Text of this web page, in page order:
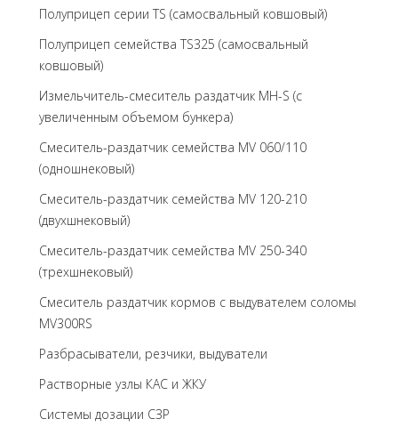
Полуприцеп серии TS (самосвальный ковшовый)
Полуприцеп семейства TS325 (самосвальный
ковшовый)
Измельчитель-смеситель раздатчик MH-S (с
увеличенным объемом бункера)
Смеситель-раздатчик семейства MV 060/110
(одношнековый)
Смеситель-раздатчик семейства MV 120-210
(двухшнековый)
Смеситель-раздатчик семейства MV 250-340
(трехшнековый)
Cмеситель раздатчик кормов с выдувателем соломы
MV300RS
Разбрасыватели, резчики, выдуватели
Растворные узлы КАС и ЖКУ
Системы дозации СЗР